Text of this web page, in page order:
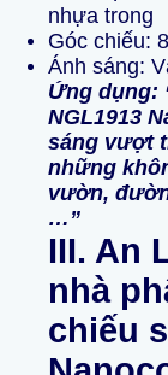
nhựa trong
Góc chiếu:
Ánh sáng:
Ứng dụng:
NGL1913
sáng vượt
những
vườn,
…”
III. An
nhàp
chiếu